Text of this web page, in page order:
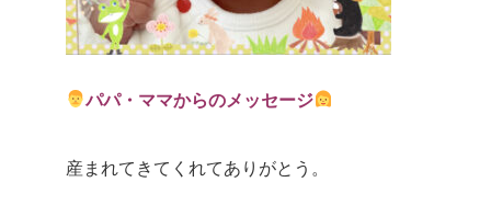
パパ・ママからのメッセージ
産まれてきてくれてありがとう。